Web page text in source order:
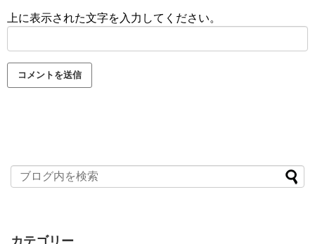
上に表示された文字を入力してください。
カテゴリー